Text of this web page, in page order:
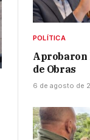
POLÍTICA
Aprobaron
de Obras
6 de agosto de